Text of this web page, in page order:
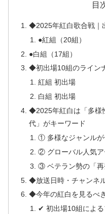
目
◆2025年紅白歌合戦｜
●紅組（20組）
●白組（17組）
◆初出場10組のライン
紅組 初出場
白組 初出場
◆2025年紅白は「多様
代」がキーワード
① 多様なジャンルが
② グローバル人気ア
③ ベテラン勢の「再
◆放送日時・チャンネ
◆今年の紅白を見るべ
✔ 初出場10組によ